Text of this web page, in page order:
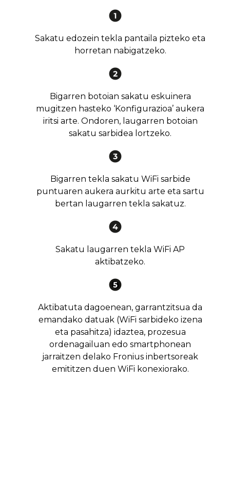
Sakatu edozein tekla pantaila pizteko eta
horretan nabigatzeko.
Bigarren botoian sakatu eskuinera
mugitzen hasteko ‘Konfigurazioa’ aukera
iritsi arte. Ondoren, laugarren botoian
sakatu sarbidea lortzeko.
Bigarren tekla sakatu WiFi sarbide
puntuaren aukera aurkitu arte eta sartu
bertan laugarren tekla sakatuz.
Sakatu laugarren tekla WiFi AP
aktibatzeko.
Aktibatuta dagoenean, garrantzitsua da
emandako datuak (WiFi sarbideko izena
eta pasahitza) idaztea, prozesua
ordenagailuan edo smartphonean
jarraitzen delako Fronius inbertsoreak
emititzen duen WiFi konexiorako.